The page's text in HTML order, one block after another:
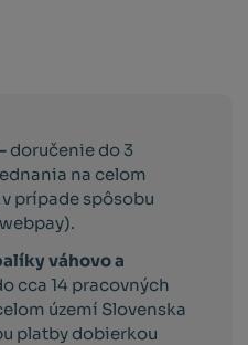
doručenie do 3
na celom
prípade spôsobu
váhovo a
cca 14 pracovných
území Slovenska
platby dobierkou